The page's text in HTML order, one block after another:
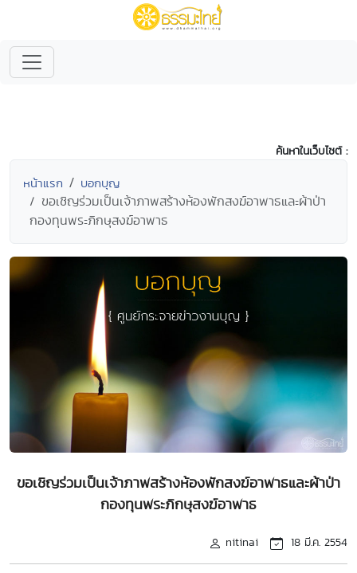
ค้นหาในเว็บไซต์ :
หน้าแรก บอกบุญ
ขอเชิญร่วมเป็นเจ้าภาพสร้างห้องพักสงฆ์อาพาธและผ้าป่า
กองทุนพระภิกษุสงฆ์อาพาธ
ขอเชิญร่วมเป็นเจ้าภาพสร้างห้องพักสงฆ์อาพาธและผ้าป่า
กองทุนพระภิกษุสงฆ์อาพาธ
nitinai 18 มี.ค. 2554